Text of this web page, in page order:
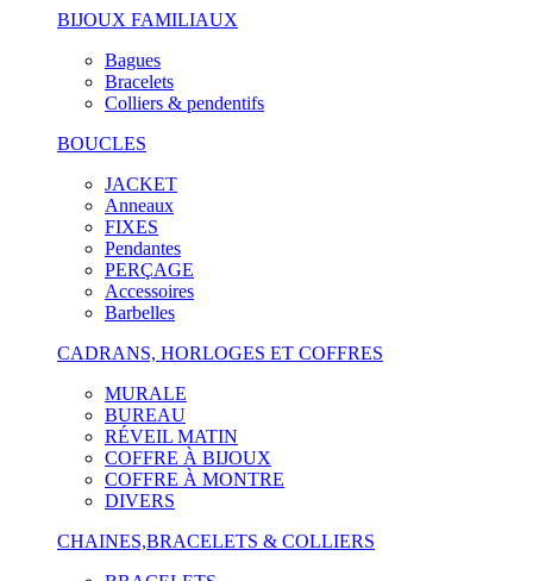
BIJOUX FAMILIAUX
Bagues
Bracelets
Colliers & pendentifs
BOUCLES
JACKET
Anneaux
FIXES
Pendantes
PERÇAGE
Accessoires
Barbelles
CADRANS, HORLOGES ET COFFRES
MURALE
BUREAU
RÉVEIL MATIN
COFFRE À BIJOUX
COFFRE À MONTRE
DIVERS
CHAINES,BRACELETS & COLLIERS